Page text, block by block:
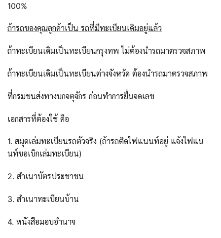
100%
ถ้ารถของคุณลูกค้าเป็น รถที่มีทะเบียนเดิมอยู่แล้ว
ถ้าทะเบียนเดิมเป็นทะเบียนกรุงทพ ไม่ต้องนำรถมาตรวจสภาพ
ถ้าทะเบียนเดิมเป็นทะเบียนต่างจังหวัด ต้องนำรถมาตรวจสภาพ
ที่กรมขนส่งทางบกจตุจักร ก่อนทำการยื่นจดเลข
เอกสารที่ต้องใช้ คือ
1. สมุดเล่มทะเบียนรถตัวจริง (ถ้ารถติดไฟแนนท์อยู่ แจ้งไฟแน
นท์ขอเบิกเล่มทะเบียน)
2. สำเนาบัตรประชาชน
3. สำเนาทะเบียนบ้าน
4. หนังสือมอบอำนาจ